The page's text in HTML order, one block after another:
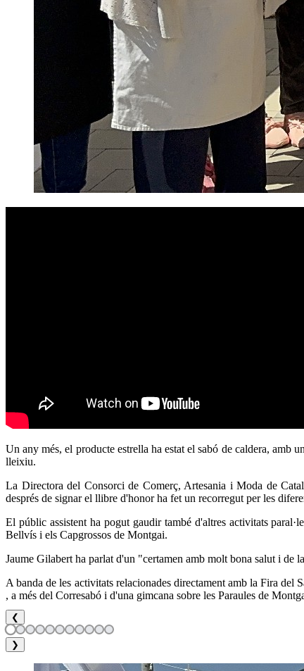
Un any més, el producte estrella ha estat el sabó de caldera, amb
lleixiu.
La Directora del Consorci de Comerç, Artesania i Moda de
després de signar el llibre d'honor ha fet un recorregut per les
El públic assistent ha pogut gaudir també d'altres activitats
Bellvís i els Capgrossos de Montgai.
Jaume Gilabert ha parlat d'un "certamen amb molt bona salut i
A banda de les activitats relacionades directament amb la Fira
, a més del Corresabó i d'una gimcana sobre les Paraules de
❮
❯